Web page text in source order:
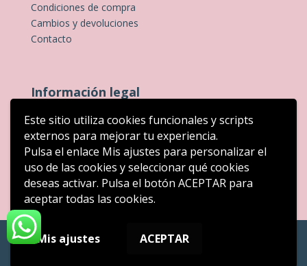
Este sitio utiliza cookies funcionales y scripts
externos para mejorar tu experiencia.
Pulsa el enlace Mis ajustes para personalizar el
uso de las cookies y seleccionar qué cookies
deseas activar. Pulsa el botón ACEPTAR para
aceptar todas las cookies.
Mis ajustes ACEPTAR
Condiciones de compra
Cambios y devoluciones
Contacto
Información legal
Política de privacidad
Política de cookies